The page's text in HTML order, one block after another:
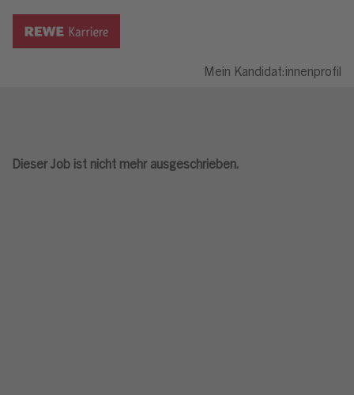
Mein Kandidat:innenprofil
Dieser Job ist nicht mehr ausgeschrieben.